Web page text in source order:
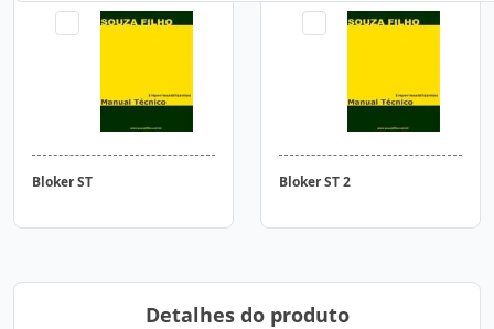
Bloker ST Bloker ST 2
Detalhes do produto